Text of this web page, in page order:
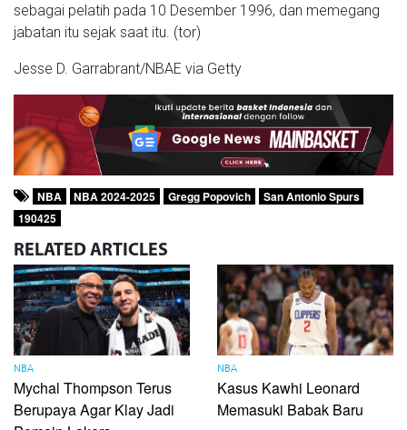
sebagai pelatih pada 10 Desember 1996, dan memegang
jabatan itu sejak saat itu. (tor)
Jesse D. Garrabrant/NBAE via Getty
NBA NBA 2024-2025 Gregg Popovich
San Antonio Spurs
190425
RELATED ARTICLES
NBA
Mychal Thompson Terus
Berupaya Agar Klay Jadi
NBA
Kasus Kawhi Leonard
Memasuki Babak Baru